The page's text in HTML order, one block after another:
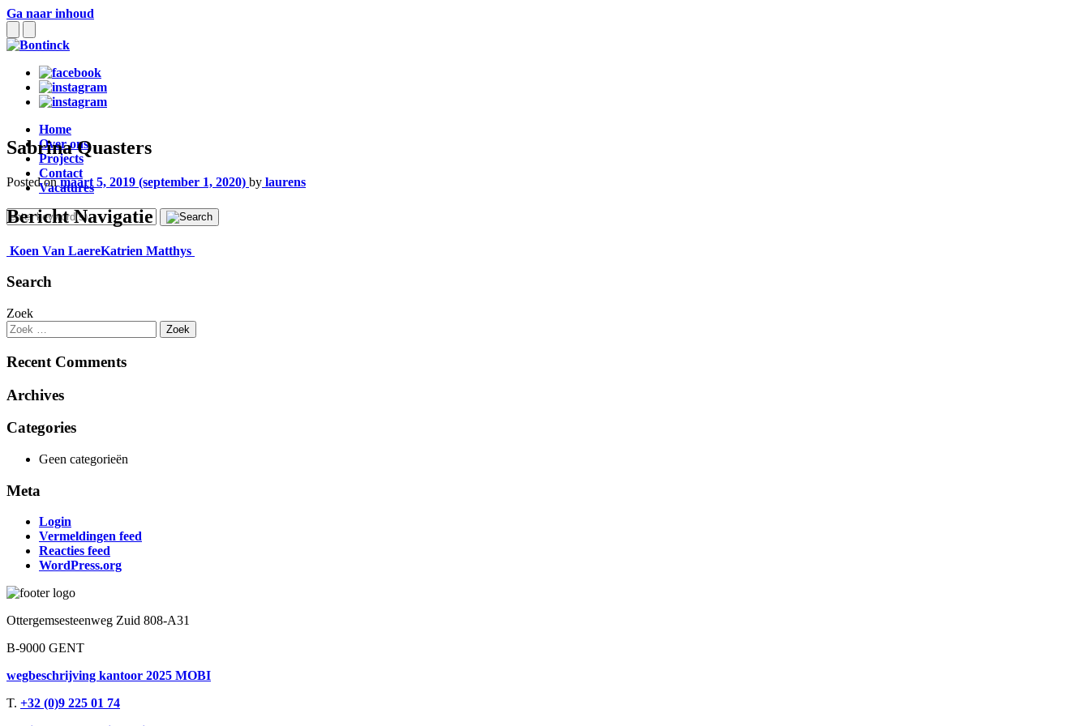
Ga naar inhoud
Home
Over ons
Projects
Contact
Vacatures
Sabrina Quasters
Posted onmaart 5, 2019 (september 1, 2020) by laurens
Bericht Navigatie
Koen Van LaereKatrien Matthys
Search
Zoek
Recent Comments
Archives
Categories
Geen categorieën
Meta
Login
Vermeldingen feed
Reacties feed
WordPress.org
Ottergemsesteenweg Zuid 808-A31
B-9000 GENT
wegbeschrijving kantoor 2025 MOBI
T. +32 (0)9 225 01 74